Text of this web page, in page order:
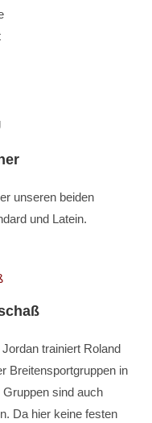
unseren beiden
und Latein.
trainiert Roland
Breitensportgruppen in
sind auch
Da hier keine festen